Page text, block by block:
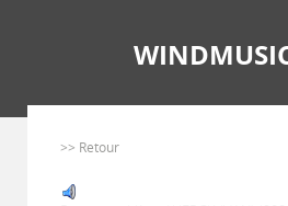
>> Retour